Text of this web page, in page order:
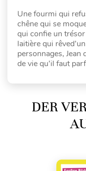
Une fourmi qui
chêne qui se
qui confie un
laitière qui
personnages, Jean
de vie qu’il faut
DER